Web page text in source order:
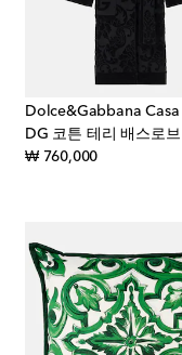
Dolce&Gabbana Casa
DG 코튼 테리 배스로브
₩ 760,000original price